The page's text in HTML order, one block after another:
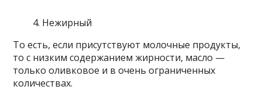
Нежирный
То есть, если присутствуют молочные продукты,
то с низким содержанием жирности, масло —
только оливковое и в очень ограниченных
количествах.